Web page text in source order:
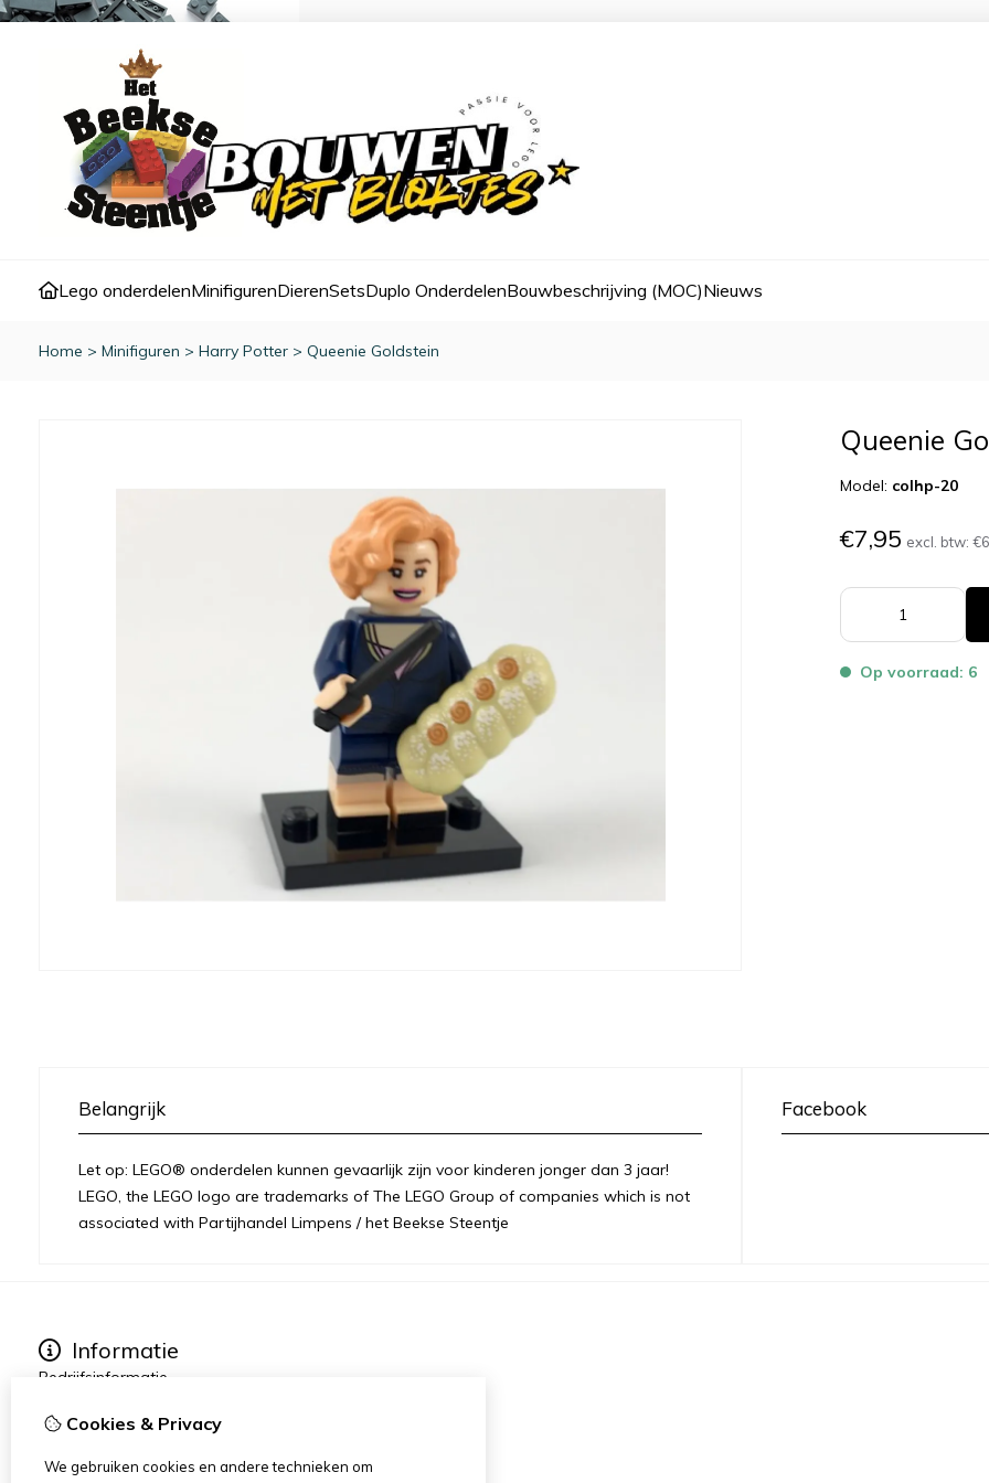
Lego onderdelenMinifigurenDierenSetsDuplo OnderdelenBouwbeschrijving (MOC)Nieuws
Home > Minifiguren > Harry Potter > Queenie Goldstein
Queenie
Model: colhp-20
€7,95 excl. btw:
Op voorraad: 6
Belangrijk
Let op: LEGO® onderdelen kunnen gevaarlijk zijn voor kinderen jonger dan 3 jaar!
LEGO, the LEGO logo are trademarks of The LEGO Group of companies which is not
associated with Partijhandel Limpens / het Beekse Steentje
Facebook
Informatie
Bedrijfsinformatie
Privacy
Disclaimer / Juridisch
Cookies & Privacy
We gebruiken cookies en andere technieken om